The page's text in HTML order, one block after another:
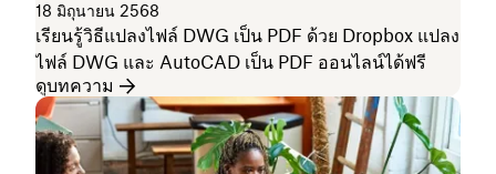
18 มิถุนายน 2568
เรียนรู้วิธีแปลงไฟล์ DWG เป็น PDF ด้วย Dropbox แปลง
ไฟล์ DWG และ AutoCAD เป็น PDF ออนไลน์ได้ฟรี
ดูบทความ